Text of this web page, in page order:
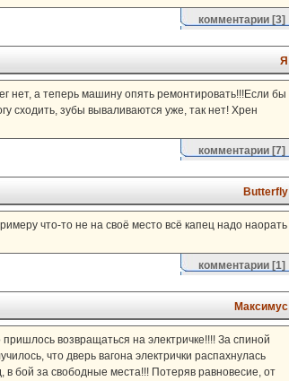
комментарии[3]
Я
нет, а теперь машину опять ремонтировать!!!Если бы
сходить, зубы вываливаются уже, так нет! Хрен
комментарии[7]
Butterfly
что-то не на своё место всё капец надо наорать
комментарии[1]
Максимус
возвращаться на электричке!!!! За спиной
что дверь вагона электрички распахнулась
бой за свободные места!!! Потеряв равновесие, от